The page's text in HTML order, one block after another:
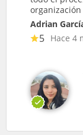
Adrian
5 Hace 4